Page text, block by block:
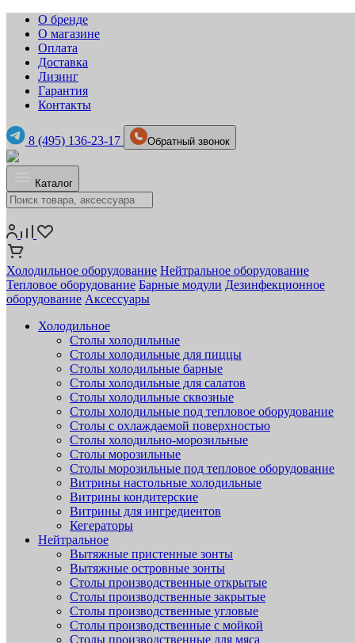
О бренде
О магазине
Оплата
Доставка
Лизинг
Гарантия
Контакты
8 (495) 136-23-17 Обратный звонок
Каталог
Холодильное оборудование Нейтральное оборудование
Тепловое оборудование Барные модули Дезинфекционное
оборудование Аксессуары
Холодильное
Столы холодильные
Столы холодильные для пиццы
Столы холодильные барные
Столы холодильные для салатов
Столы холодильные сквозные
Столы холодильные под тепловое оборудование
Столы с охлаждаемой поверхностью
Столы холодильно-морозильные
Столы морозильные
Столы морозильные под тепловое оборудование
Витрины настольные холодильные
Витрины кондитерские
Витрины для ингредиентов
Кегераторы
Нейтральное
Вытяжные пристенные зонты
Вытяжные островные зонты
Столы производственные открытые
Столы производственные закрытые
Столы производственные угловые
Столы производственные с мойкой
Столы производственные для мяса